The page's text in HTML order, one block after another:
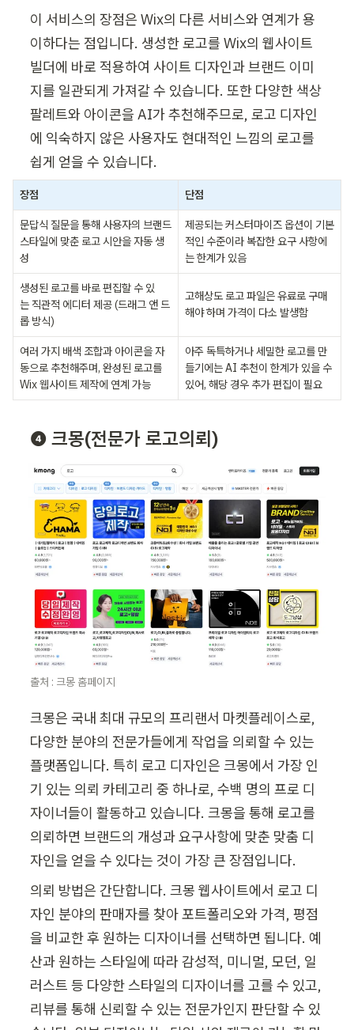
이 서비스의 장점은 Wix의 다른 서비스와 연계가 용
이하다는 점입니다. 생성한 로고를 Wix의 웹사이트
빌더에 바로 적용하여 사이트 디자인과 브랜드 이미
지를 일관되게 가져갈 수 있습니다. 또한 다양한 색상
팔레트와 아이콘을 AI가 추천해주므로, 로고 디자인
에 익숙하지 않은 사용자도 현대적인 느낌의 로고를
쉽게 얻을 수 있습니다.
장점 단점
문답식 질문을 통해 사용자의 브랜드
스타일에 맞춘 로고 시안을 자동 생
성
제공되는 커스터마이즈 옵션이 기본
적인 수준이라 복잡한 요구 사항에
는 한계가 있음
생성된 로고를 바로 편집할 수 있
는 직관적 에디터 제공 (드래그 앤 드
롭 방식)
고해상도 로고 파일은 유료로 구매
해야 하며 가격이 다소 발생함
여러 가지 배색 조합과 아이콘을 자
동으로 추천해주며, 완성된 로고를
Wix 웹사이트 제작에 연계 가능
아주 독특하거나 세밀한 로고를 만
들기에는 AI 추천이 한계가 있을 수
있어, 해당 경우 추가 편집이 필요
❹ 크몽(전문가 로고의뢰)
출처 : 크몽 홈페이지
크몽은 국내 최대 규모의 프리랜서 마켓플레이스로,
다양한 분야의 전문가들에게 작업을 의뢰할 수 있는
플랫폼입니다. 특히 로고 디자인은 크몽에서 가장 인
기 있는 의뢰 카테고리 중 하나로, 수백 명의 프로 디
자이너들이 활동하고 있습니다. 크몽을 통해 로고를
의뢰하면 브랜드의 개성과 요구사항에 맞춘 맞춤 디
자인을 얻을 수 있다는 것이 가장 큰 장점입니다.
의뢰 방법은 간단합니다. 크몽 웹사이트에서 로고 디
자인 분야의 판매자를 찾아 포트폴리오와 가격, 평점
을 비교한 후 원하는 디자이너를 선택하면 됩니다. 예
산과 원하는 스타일에 따라 감성적, 미니멀, 모던, 일
러스트 등 다양한 스타일의 디자이너를 고를 수 있고,
리뷰를 통해 신뢰할 수 있는 전문가인지 판단할 수 있